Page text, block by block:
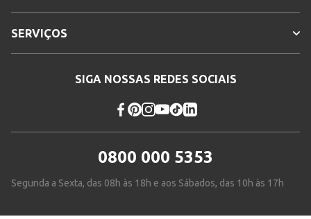
SERVIÇOS
SIGA NOSSAS REDES SOCIAIS
0800 000 5353
Segunda a Sexta, das 08h às 18h e aos Sábados, das 10h às 17h